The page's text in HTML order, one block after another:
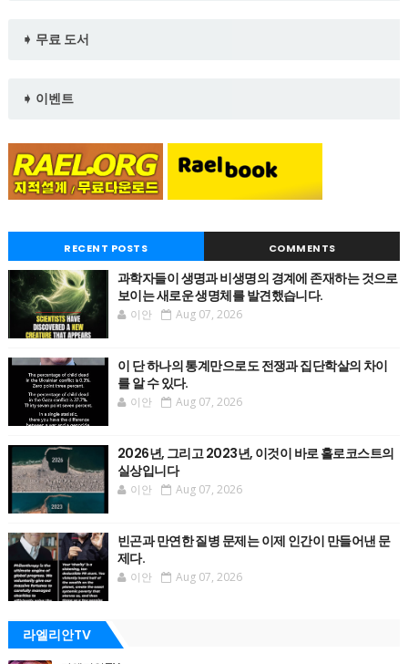
➧ 무료 도서
➧ 이벤트
RECENT POSTS COMMENTS
과학자들이 생명과 비생명의 경계에 존재하는 것으로
보이는 새로운 생명체를 발견했습니다.
이안 Aug 07, 2026
이 단 하나의 통계만으로도 전쟁과 집단학살의 차이
를 알 수 있다.
이안 Aug 07, 2026
2026년, 그리고 2023년, 이것이 바로 홀로코스트의
실상입니다
이안 Aug 07, 2026
빈곤과 만연한 질병 문제는 이제 인간이 만들어낸 문
제다.
이안 Aug 07, 2026
라엘리안TV